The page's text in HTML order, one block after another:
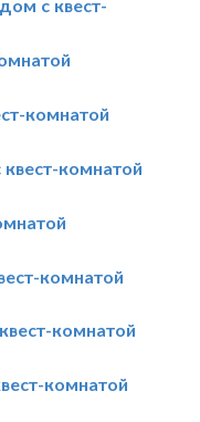
с квест-
комнатой
комнатой
комнатой
комнатой
комнатой